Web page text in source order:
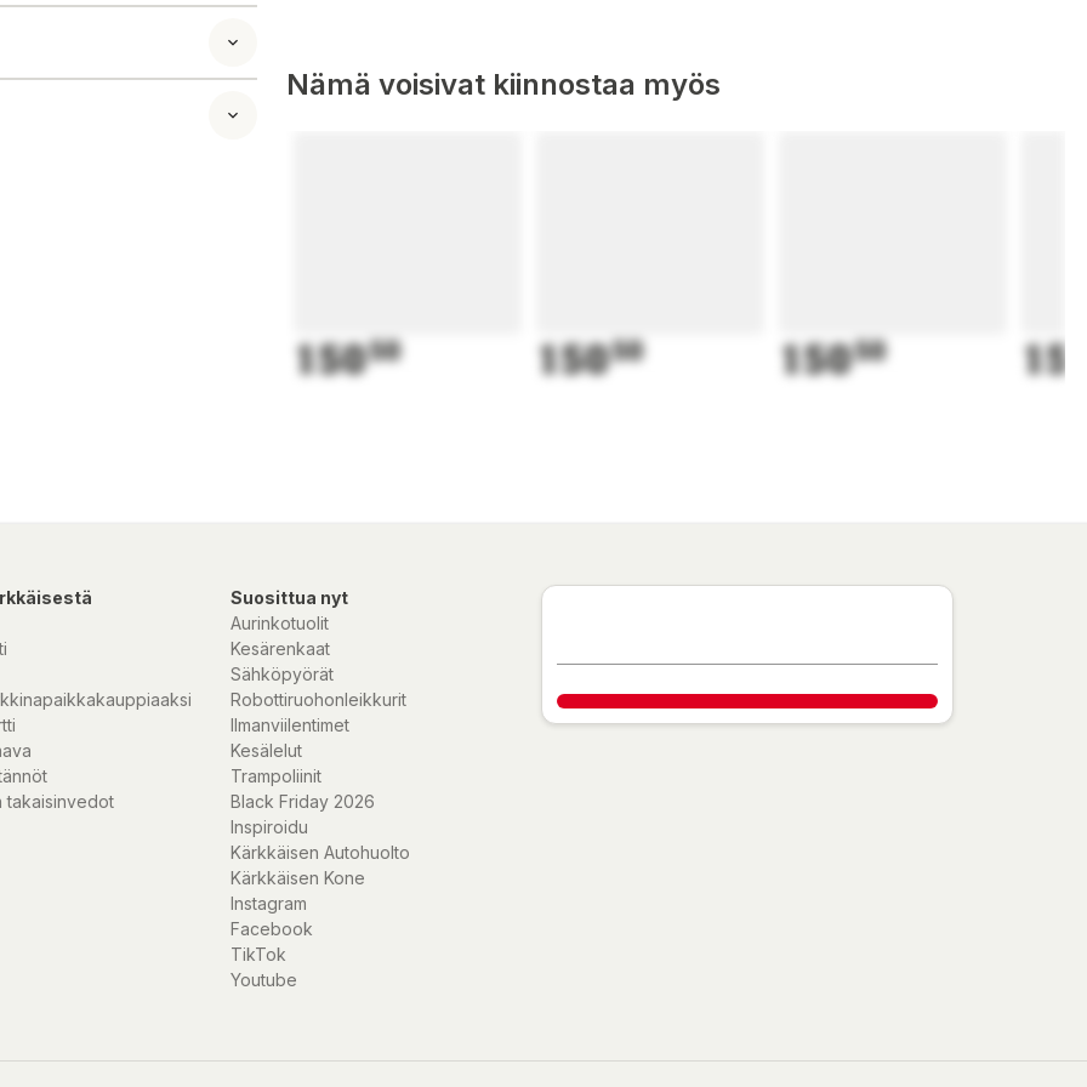
(ei mukana).
pintaan.
på
i jämnt
på ljuset
efter den
på cirka
Nämä voisivat kiinnostaa myös
15050 15050 15050
takaisinvedot
Suosittua nyt
Aurinkotuolit
Kesärenkaat
Sähköpyörät
Robottiruohonleikkurit
Ilmanviilentimet
Kesälelut
Trampoliinit
Black Friday 2026
Inspiroidu
Kärkkäisen Autohuolto
Kärkkäisen Kone
Instagram
Facebook
TikTok
Youtube